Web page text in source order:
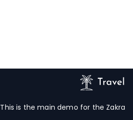
This is the main demo for the Zakra